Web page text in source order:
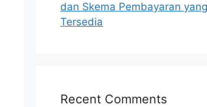
dan Skema Pembayaran yang
Tersedia
Recent Comments